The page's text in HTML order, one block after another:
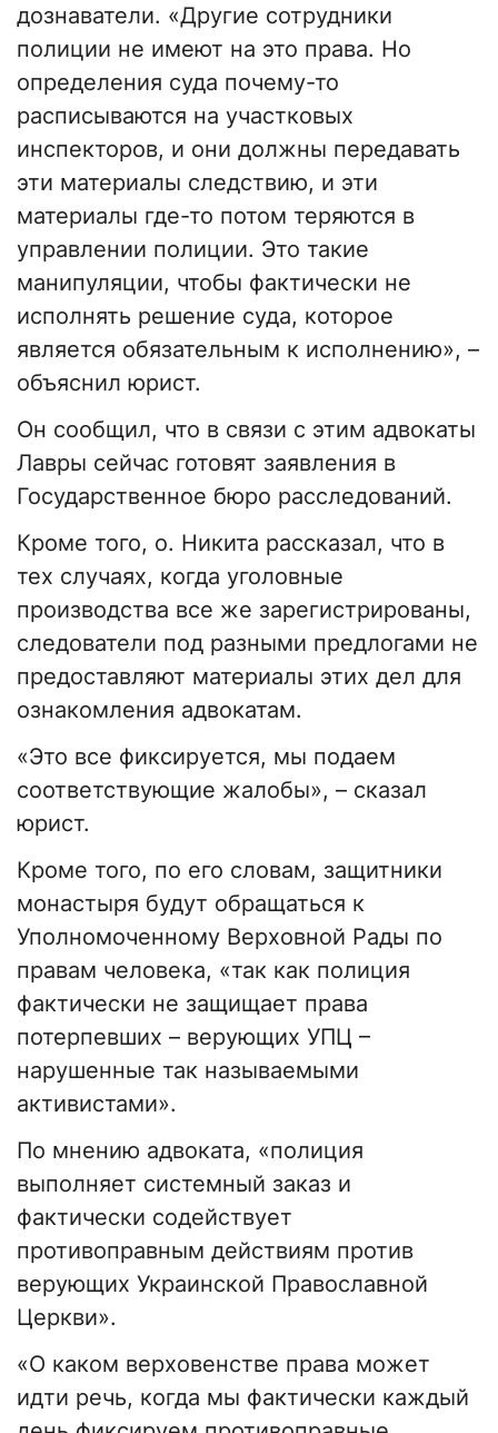
дознаватели. «Другие сотрудники
полиции не имеют на это права. Но
определения суда почему-то
расписываются на участковых
инспекторов, и они должны передавать
эти материалы следствию, и эти
материалы где-то потом теряются в
управлении полиции. Это такие
манипуляции, чтобы фактически не
исполнять решение суда, которое
является обязательным к исполнению», –
объяснил юрист.
Он сообщил, что в связи с этим адвокаты
Лавры сейчас готовят заявления в
Государственное бюро расследований.
Кроме того, о. Никита рассказал, что в
тех случаях, когда уголовные
производства все же зарегистрированы,
следователи под разными предлогами не
предоставляют материалы этих дел для
ознакомления адвокатам.
«Это все фиксируется, мы подаем
соответствующие жалобы», – сказал
юрист.
Кроме того, по его словам, защитники
монастыря будут обращаться к
Уполномоченному Верховной Рады по
правам человека, «так как полиция
фактически не защищает права
потерпевших – верующих УПЦ –
нарушенные так называемыми
активистами».
По мнению адвоката, «полиция
выполняет системный заказ и
фактически содействует
противоправным действиям против
верующих Украинской Православной
Церкви».
«О каком верховенстве права может
идти речь, когда мы фактически каждый